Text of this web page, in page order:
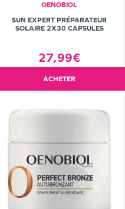
OENOBIOL
SUN EXPERT PRÉPARATEUR
SOLAIRE 2X30 CAPSULES
27,99€
ACHETER